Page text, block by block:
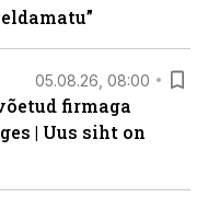
05.08.26, 08:00
firmaga
| Uus siht on